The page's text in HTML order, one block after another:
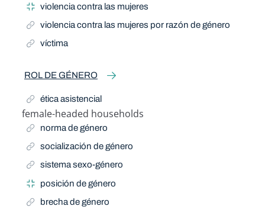
violencia contra las mujeres
violencia contra las mujeres por razón de género
víctima
ROL DE GÉNERO
ética asistencial
female-headed households
Related Term
norma de género
socialización de género
sistema sexo-género
posición de género
brecha de género